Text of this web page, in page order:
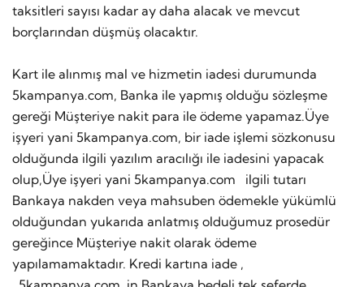
taksitleri sayısı kadar ay daha alacak ve mevcut
borçlarından düşmüş olacaktır.
Kart ile alınmış mal ve hizmetin iadesi durumunda
5kampanya.com, Banka ile yapmış olduğu sözleşme
gereği Müşteriye nakit para ile ödeme yapamaz.Üye
işyeri yani 5kampanya.com, bir iade işlemi sözkonusu
olduğunda ilgili yazılım aracılığı ile iadesini yapacak
olup,Üye işyeri yani 5kampanya.com ilgili tutarı
Bankaya nakden veya mahsuben ödemekle yükümlü
olduğundan yukarıda anlatmış olduğumuz prosedür
gereğince Müşteriye nakit olarak ödeme
yapılamamaktadır. Kredi kartına iade ,